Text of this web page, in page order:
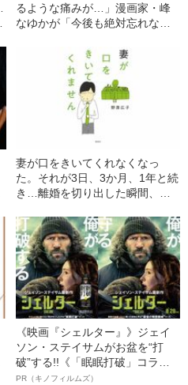
るような痛みが…」漫画家・峰
なゆかが「今後も絶対忘れな
妻が口をきいてくれなくなっ
た。それが3日、3か月、1年と続
き…離婚を切り出した瞬間、妻
《映画『シェルター』》ジェイ
ソン・ステイサムがお盆を“打
破”する!!《「眠眠打破」コラ
ボ》
PR（キノフィルムズ）